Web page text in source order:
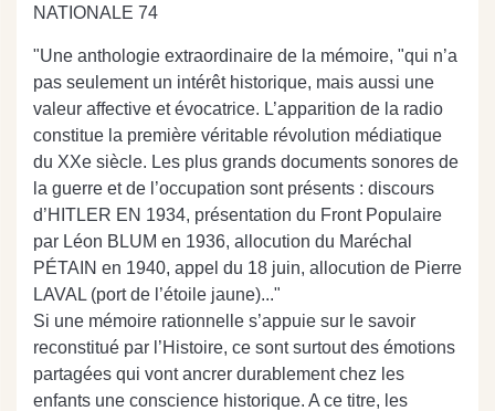
NATIONALE 74
"Une anthologie extraordinaire de la mémoire, "qui n’a
pas seulement un intérêt historique, mais aussi une
valeur affective et évocatrice. L’apparition de la radio
constitue la première véritable révolution médiatique
du XXe siècle. Les plus grands documents sonores de
la guerre et de l’occupation sont présents : discours
d’HITLER EN 1934, présentation du Front Populaire
par Léon BLUM en 1936, allocution du Maréchal
PÉTAIN en 1940, appel du 18 juin, allocution de Pierre
LAVAL (port de l’étoile jaune)..."
Si une mémoire rationnelle s’appuie sur le savoir
reconstitué par l’Histoire, ce sont surtout des émotions
partagées qui vont ancrer durablement chez les
enfants une conscience historique. A ce titre, les